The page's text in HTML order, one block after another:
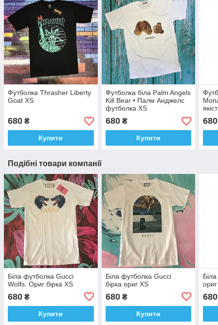
Футболка Thrasher Liberty
Goat XS
680 ₴
Купити
Футболка біла Palm Angels
Kill Bear • Палм Анджелс
футболка XS
680₴
Купити
680
Подібні товари компанії
Біла футболка Gucci
Wolfs. Ориг бірка XS
680 ₴
Купити
Біла футболка Gucci .
бірка ориг XS
680₴
Купити
680